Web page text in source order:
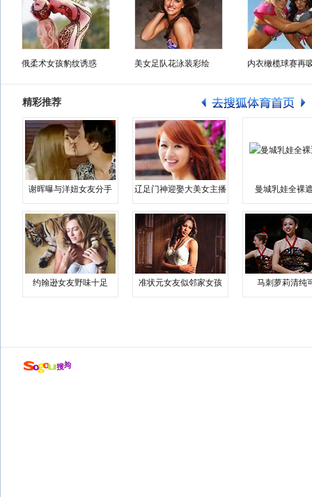
俄柔术女孩豹纹诱惑 美女足队花泳装彩绘 内衣橄榄球赛再
精彩推荐
谢晖曝与洋妞女友分手 辽足门神迎娶大美女主播 曼城乳娃全裸
约翰逊女友野味十足 准状元女友似邻家女孩 马刺萝莉清纯